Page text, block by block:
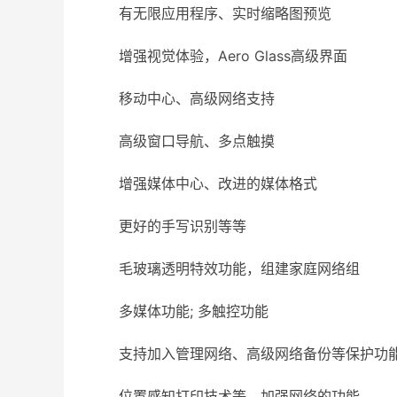
有无限应用程序、实时缩略图预览
增强视觉体验，Aero Glass高级界面
移动中心、高级网络支持
高级窗口导航、多点触摸
增强媒体中心、改进的媒体格式
更好的手写识别等等
毛玻璃透明特效功能，组建家庭网络组
多媒体功能; 多触控功能
支持加入管理网络、高级网络备份等保护功